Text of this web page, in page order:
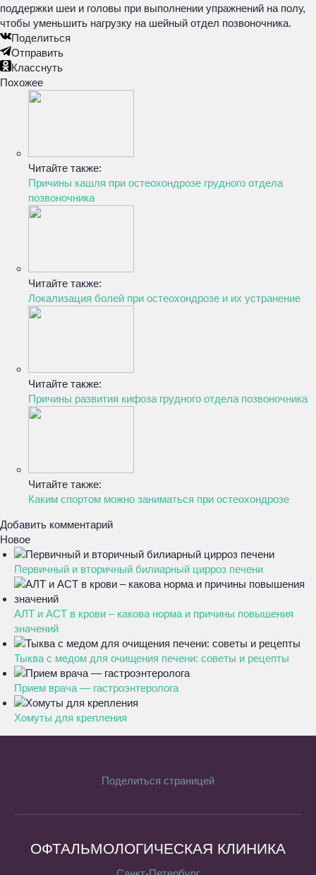
поддержки шеи и головы при выполнении упражнений на полу,
чтобы уменьшить нагрузку на шейный отдел позвоночника.
Поделиться
Отправить
Класснуть
Похожее
Читайте также:
Причины кашля при остеохондрозе грудного отдела
позвоночника
Читайте также:
Локализация болей при остеохондрозе и их устранение
Читайте также:
Причины развития кифоза грудного отдела позвоночника
Читайте также:
Каким спортом можно заниматься при остеохондрозе
Добавить комментарий
Новое
Первичный и вторичный билиарный цирроз печени
АЛТ и АСТ в крови – какова норма и причины повышения
значений
Тыква с медом для очищения печени: советы и рецепты
Прием врача — гастроэнтеролога
Хомуты для крепления
Поделиться страницей
ОФТАЛЬМОЛОГИЧЕСКАЯ КЛИНИКА